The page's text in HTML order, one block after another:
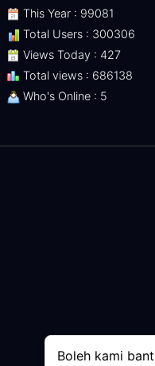
This Year : 99081
Total Users : 300306
Views Today : 427
Total views : 686138
Who's Online : 5
Boleh kami